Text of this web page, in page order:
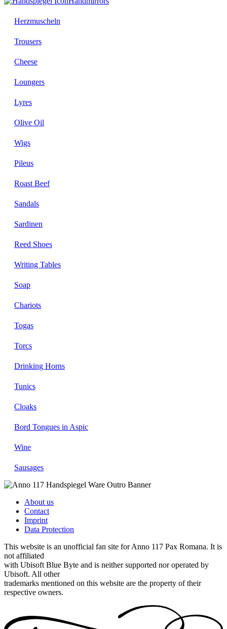
Herzmuscheln
Trousers
Cheese
Loungers
Lyres
Olive Oil
Wigs
Pileus
Roast Beef
Sandals
Sardinen
Reed Shoes
Writing Tables
Soap
Chariots
Togas
Torcs
Drinking Horns
Tunics
Cloaks
Bord Tongues in Aspic
Wine
Sausages
About us
Contact
Imprint
Data Protection
This website is an unofficial fan site for Anno 117 Pax Romana. It is
not affiliated
with Ubisoft Blue Byte and is neither supported nor operated by
Ubisoft. All other
trademarks mentioned on this website are the property of their
respective owners.